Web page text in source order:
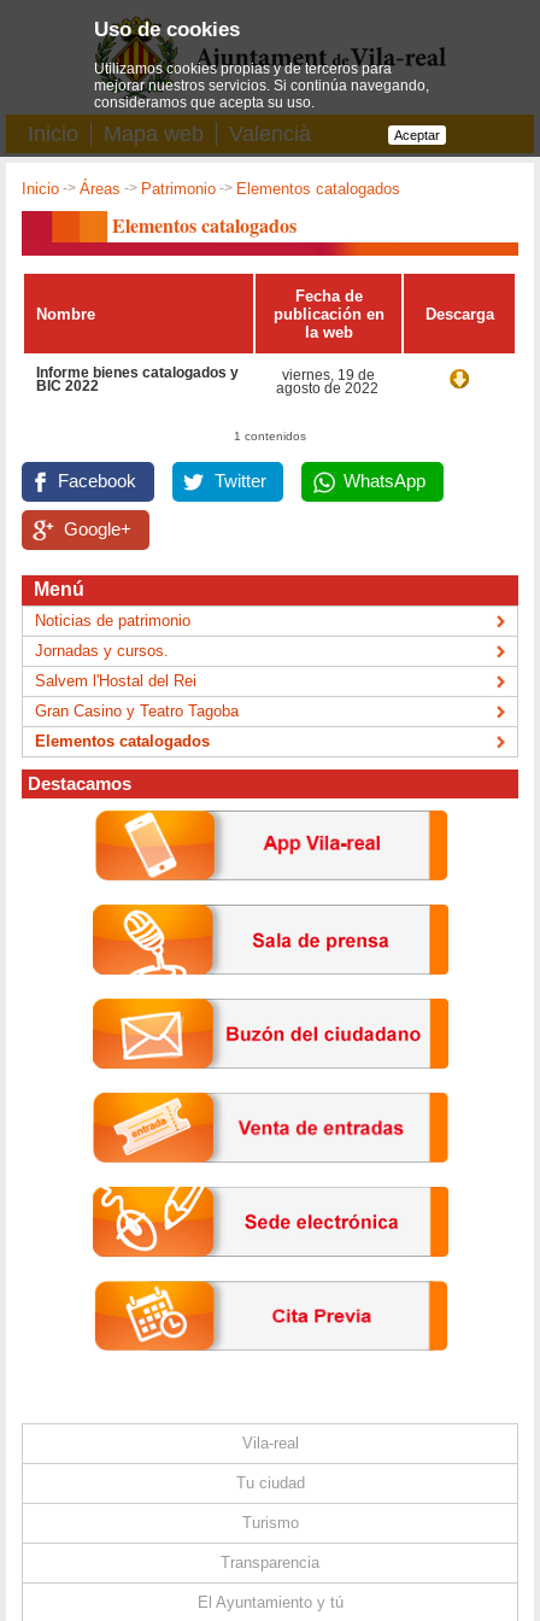
Inicio Mapa web Valencià
Inicio ->Áreas -> Patrimonio -> Elementos catalogados
Elementos catalogados
Nombre
Fecha de
publicación en
la web
Descarga
Informe bienes catalogados y
BIC 2022
viernes, 19 de
agosto de 2022
1 contenidos
Facebook Twitter WhatsApp
Google+
Menú
Noticias de patrimonio
Jornadas y cursos.
Salvem l'Hostal del Rei
Gran Casino y Teatro Tagoba
Elementos catalogados
Destacamos
Vila-real
Tu ciudad
Turismo
Transparencia
El Ayuntamiento y tú
Uso de cookies
Utilizamos cookies propias y de terceros para
mejorar nuestros servicios. Si continúa navegando,
consideramos que acepta su uso.
Aceptar